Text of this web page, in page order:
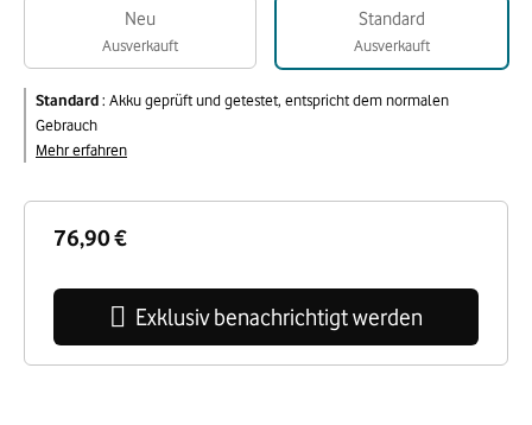
76,90 €
Exklusiv benachrichtigt werden
Neu
Ausverkauft
Standard
Ausverkauft
Standard: Akku geprüft und getestet, entspricht dem normalen
Gebrauch
Mehr erfahren